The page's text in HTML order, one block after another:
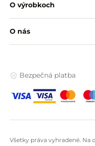
O výrobkoch
O nás
Bezpečná platba
Všetky práva vyhradené. Na